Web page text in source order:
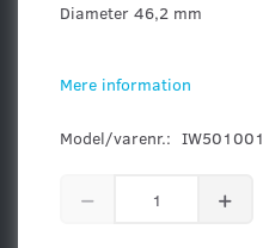
Diameter 46,2 mm
Mere information
Model/varenr.: IW501001